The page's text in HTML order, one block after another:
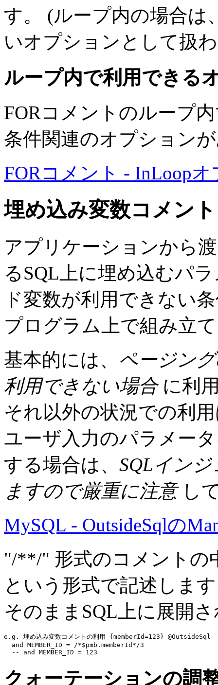
す。 (ループ内の場合は
いオプションとして扱
ループ内で利用できる
FORコメントのループ
条件関連のオプション
FORコメント - InLoop
埋め込み変数コメント
アプリケーションから
るSQL上に埋め込むパ
ド変数が利用できない
プログラム上で組み立
基本的には、 ページン
利用できない場合に利
それ以外の状況での利
ユーザ入力のパラメー
する場合は、 SQLイン
ますので厳重に注意し
MySQL - OutsideSqlの
"/**/" 形式のコメントの
という形式で記述しま
そのままSQL上に展開
e.g. 埋め込み変数コメントの利用 {memberId=123} @OutsideSql
and
MEMBER_ID = /*$pmb.memberId*/3
-- and MEMBER_ID = 123
クォーテーションの調